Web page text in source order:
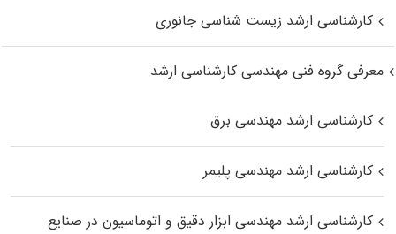
کارشناسی ارشد زیست‌ شناسی جانوری
معرفی گروه فنی مهندسی کارشناسی ارشد
کارشناسی ارشد مهندسی برق
کارشناسی ارشد مهندسی پلیمر
کارشناسی ارشد مهندسی ابزار دقیق و اتوماسیون در صنایع